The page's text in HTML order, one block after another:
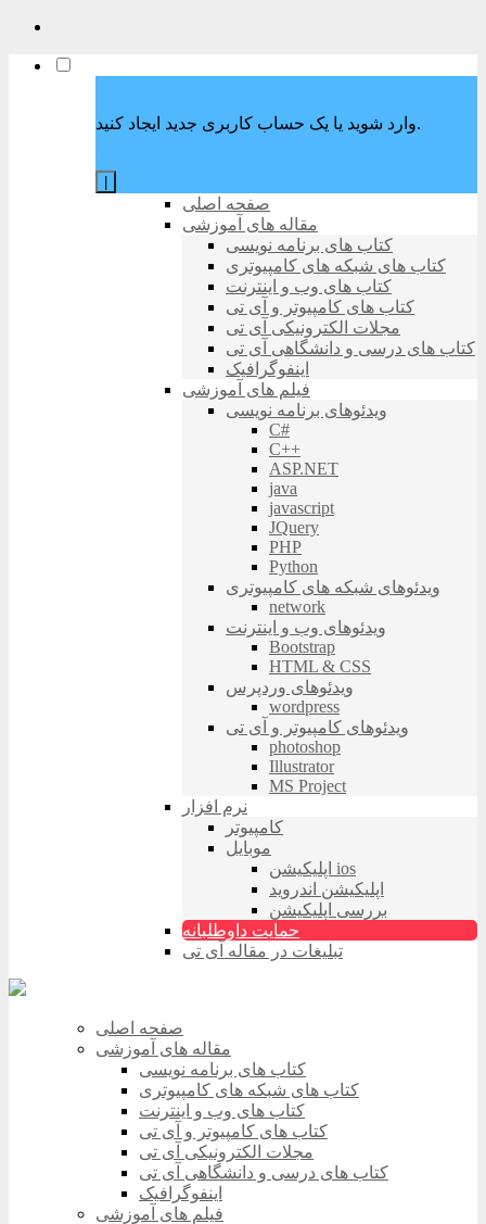
وارد شوید یا یک حساب کاربری جدید ایجاد کنید.
صفحه اصلی
مقاله های آموزشی
کتاب های برنامه نویسی
کتاب های شبکه های کامپیوتری
کتاب های وب و اینترنت
کتاب های کامپیوتر و آی تی
مجلات الکترونیکی آی تی
کتاب های درسی و دانشگاهی آی تی
اینفوگرافیک
فیلم های آموزشی
ویدئوهای برنامه نویسی
C#
C++
ASP.NET
java
javascript
JQuery
PHP
Python
ویدئوهای شبکه های کامپیوتری
network
ویدئوهای وب و اینترنت
Bootstrap
HTML & CSS
ویدئوهای وردپرس
wordpress
ویدئوهای کامپیوتر و آی تی
photoshop
Illustrator
MS Project
نرم افزار
کامپیوتر
موبایل
اپلیکیشن ios
اپلیکیشن اندروید
بررسی اپلیکیشن
حمایت داوطلبانه
تبلیغات در مقاله آی تی
صفحه اصلی
مقاله های آموزشی
کتاب های برنامه نویسی
کتاب های شبکه های کامپیوتری
کتاب های وب و اینترنت
کتاب های کامپیوتر و آی تی
مجلات الکترونیکی آی تی
کتاب های درسی و دانشگاهی آی تی
اینفوگرافیک
فیلم های آموزشی